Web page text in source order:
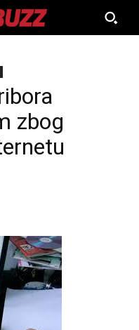
zbog